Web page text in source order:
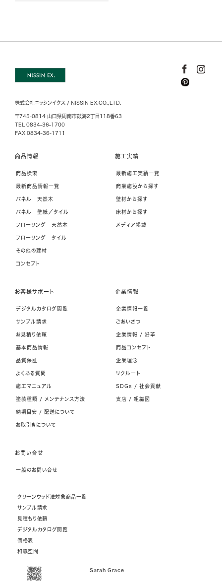
株式会社ニッシンイクス / NISSIN EX.CO.,LTD.
〒745-0814 山口県周南市鼓海2丁目118番63
TEL 0834-36-1700
FAX 0834-36-1711
商品情報
商品検索
最新商品情報一覧
パネル 天然木
パネル 壁紙／タイル
フローリング 天然木
フローリング タイル
その他の建材
コンセプト
施工実績
最新施工実績一覧
商業施設から探す
壁材から探す
床材から探す
メディア掲載
お客様サポート
デジタルカタログ閲覧
サンプル請求
お見積り依頼
基本商品情報
品質保証
よくある質問
施工マニュアル
塗装種類 / メンテナンス方法
納期目安 / 配送について
お取引きについて
企業情報
企業情報一覧
ごあいさつ
企業情報 / 沿革
商品コンセプト
企業理念
リクルート
SDGs / 社会貢献
支店 / 組織図
お問い合せ
一般のお問い合せ
クリーンウッド法対象商品一覧
サンプル請求
見積もり依頼
デジタルカタログ閲覧
価格表
和紙空間
Sarah Grace